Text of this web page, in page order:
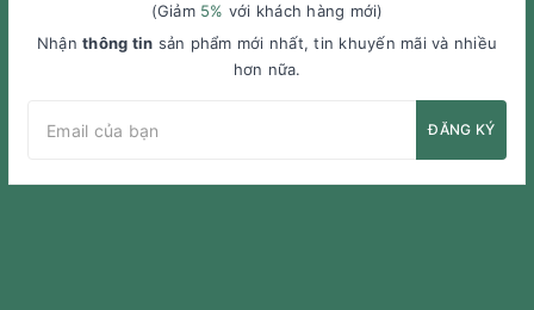
(Giảm 5% với khách hàng mới)
Nhậnthông tin sản phẩm mới nhất, tin khuyến mãi và nhiều
hơn nữa.
ĐĂNG KÝ